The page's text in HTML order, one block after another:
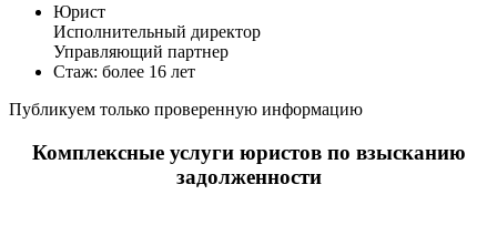
Юрист
Исполнительный директор
Управляющий партнер
Стаж: более 16 лет
Публикуем только проверенную информацию
Комплексные услуги юристов по взысканию
задолженности